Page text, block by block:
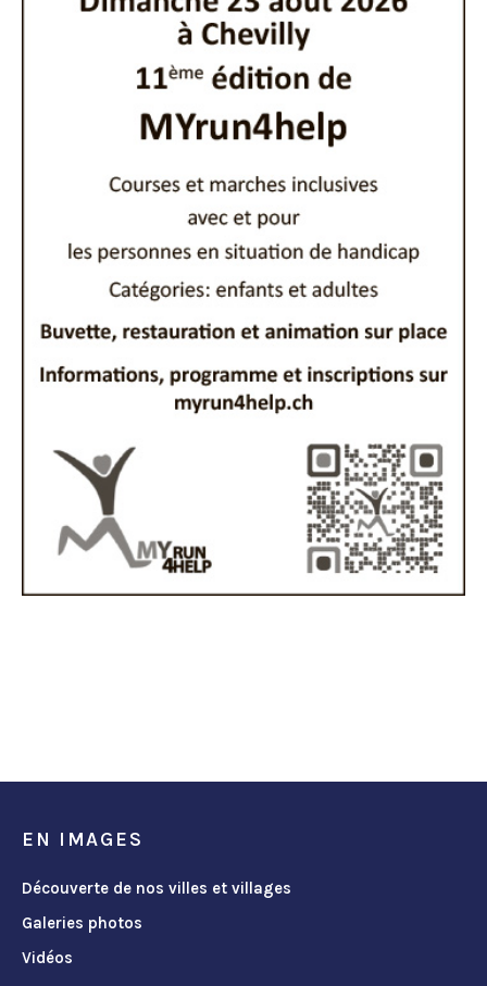
EN IMAGES
Découverte de nos villes et villages
Galeries photos
Vidéos